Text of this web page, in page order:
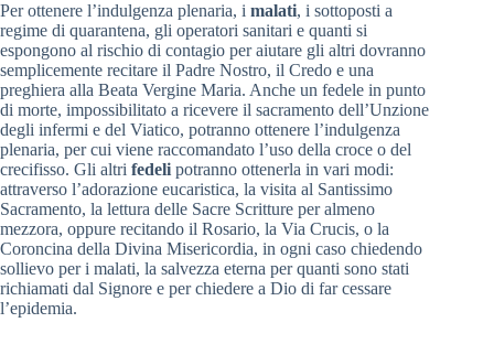
Per ottenere l’indulgenza plenaria, i malati, i sottoposti a
regime di quarantena, gli operatori sanitari e quanti si
espongono al rischio di contagio per aiutare gli altri dovranno
semplicemente recitare il Padre Nostro, il Credo e una
preghiera alla Beata Vergine Maria. Anche un fedele in punto
di morte, impossibilitato a ricevere il sacramento dell’Unzione
degli infermi e del Viatico, potranno ottenere l’indulgenza
plenaria, per cui viene raccomandato l’uso della croce o del
crecifisso. Gli altri fedeli potranno ottenerla in vari modi:
attraverso l’adorazione eucaristica, la visita al Santissimo
Sacramento, la lettura delle Sacre Scritture per almeno
mezzora, oppure recitando il Rosario, la Via Crucis, o la
Coroncina della Divina Misericordia, in ogni caso chiedendo
sollievo per i malati, la salvezza eterna per quanti sono stati
richiamati dal Signore e per chiedere a Dio di far cessare
l’epidemia.